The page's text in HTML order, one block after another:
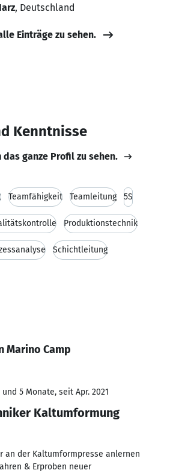
, Deutschland
Einträge zu sehen.
Kenntnisse
das ganze Profil zu sehen.
Teamfähigkeit Teamleitung 5S
Produktionstechnik
Schichtleitung
Marino Camp
und 5 Monate, seit Apr. 2021
Kaltumformung
an der Kaltumformpresse anlernen
& Erproben neuer